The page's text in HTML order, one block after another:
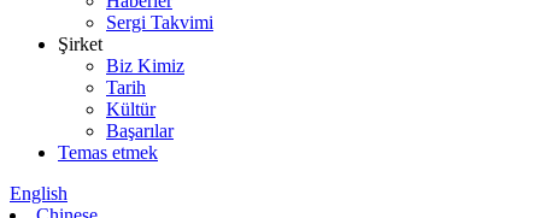
Sergi Takvimi
Şirket
Biz Kimiz
Tarih
Kültür
Başarılar
Temas etmek
English